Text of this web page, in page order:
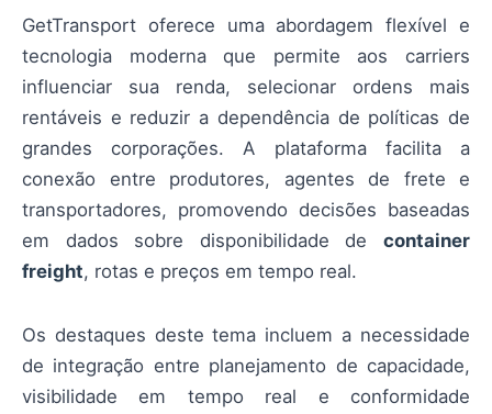
GetTransport oferece uma abordagem flexível e
tecnologia moderna que permite aos carriers
influenciar sua renda, selecionar ordens mais
rentáveis e reduzir a dependência de políticas de
grandes corporações. A plataforma facilita a
conexão entre produtores, agentes de frete e
transportadores, promovendo decisões baseadas
em dados sobre disponibilidade de container
freight, rotas e preços em tempo real.
Os destaques deste tema incluem a necessidade
de integração entre planejamento de capacidade,
visibilidade em tempo real e conformidade